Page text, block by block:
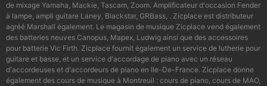
de mixage Yamaha, Mackie, Tascam, Zoom. Amplificateur d'occasion Fender
à lampe, ampli guitare Laney, Blackstar, GRBass, . Zicplace est distributeur
agréé Marshall également. Le magasin de musique Zicplace vend également
des batteries neuves Canopus, Mapex, Ludwig ainsi que des accessoires
pour batterie Vic Firth. Zicplace fournit également un service de lutherie pour
guitare et basse, et un service d'accordage de piano avec un réseau
d'accordeuses et d'accordeurs de piano en Ile-De-France. Zicplace donne
également des cours de musique à Montreuil : cours de piano, cours de MAO,